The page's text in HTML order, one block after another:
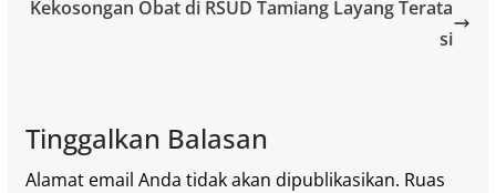
Kekosongan Obat di RSUD Tamiang Layang Terata
si
Tinggalkan Balasan
Alamat email Anda tidak akan dipublikasikan. Ruas